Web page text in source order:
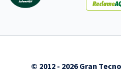
© 2012 - 2026 Gran